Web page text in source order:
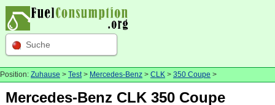
Suche
Position: Zuhause > Test> Mercedes-Benz > CLK > 350 Coupe >
Mercedes-Benz CLK 350 Coupe